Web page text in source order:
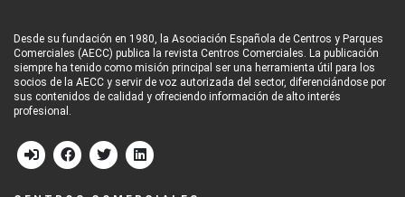
Desde su fundación en 1980, la Asociación Española de Centros y Parques
Comerciales (AECC) publica la revista Centros Comerciales. La publicación
siempre ha tenido como misión principal ser una herramienta útil para los
socios de la AECC y servir de voz autorizada del sector, diferenciándose por
sus contenidos de calidad y ofreciendo información de alto interés
profesional.